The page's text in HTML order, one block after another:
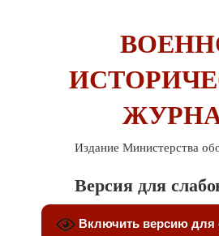
Издание Министерства
Версия для
Включить версию для